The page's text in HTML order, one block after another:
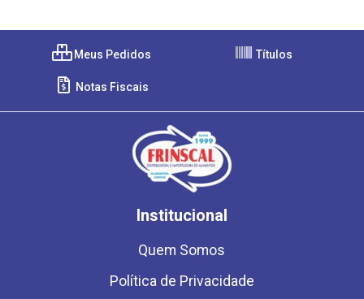
Meus Pedidos Títulos
Notas Fiscais
Institucional
Quem Somos
Política de Privacidade